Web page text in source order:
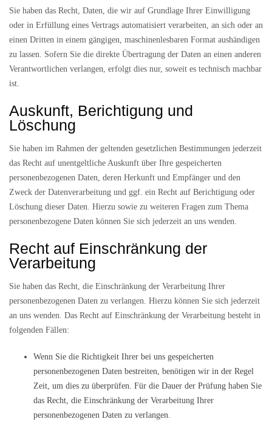
Sie haben das Recht, Daten, die wir auf Grundlage Ihrer Einwilligung
oder in Erfüllung eines Vertrags automatisiert verarbeiten, an sich oder an
einen Dritten in einem gängigen, maschinenlesbaren Format aushändigen
zu lassen. Sofern Sie die direkte Übertragung der Daten an einen anderen
Verantwortlichen verlangen, erfolgt dies nur, soweit es technisch machbar
ist.
Auskunft, Berichtigung und
Löschung
Sie haben im Rahmen der geltenden gesetzlichen Bestimmungen jederzeit
das Recht auf unentgeltliche Auskunft über Ihre gespeicherten
personenbezogenen Daten, deren Herkunft und Empfänger und den
Zweck der Datenverarbeitung und ggf. ein Recht auf Berichtigung oder
Löschung dieser Daten. Hierzu sowie zu weiteren Fragen zum Thema
personenbezogene Daten können Sie sich jederzeit an uns wenden.
Recht auf Einschränkung der
Verarbeitung
Sie haben das Recht, die Einschränkung der Verarbeitung Ihrer
personenbezogenen Daten zu verlangen. Hierzu können Sie sich jederzeit
an uns wenden. Das Recht auf Einschränkung der Verarbeitung besteht in
folgenden Fällen:
Wenn Sie die Richtigkeit Ihrer bei uns gespeicherten
personenbezogenen Daten bestreiten, benötigen wir in der Regel
Zeit, um dies zu überprüfen. Für die Dauer der Prüfung haben Sie
das Recht, die Einschränkung der Verarbeitung Ihrer
personenbezogenen Daten zu verlangen.